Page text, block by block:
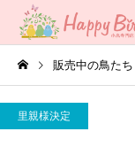
販売中の鳥たち
里親様決定